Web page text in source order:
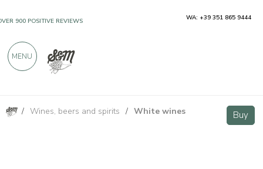
/ Wines, beers and spirits / White wines Buy
Ribolla Gialla IGT Venezia Giulia - Vini Zorzon Buy
900 POSITIVE REVIEWS WA: +39 351 865 9444
MENU